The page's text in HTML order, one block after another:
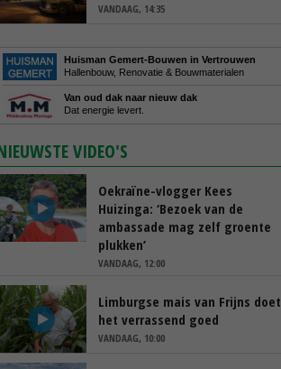
VANDAAG, 14:35
Huisman Gemert-Bouwen in Vertrouwen
Hallenbouw, Renovatie & Bouwmaterialen
Van oud dak naar nieuw dak
Dat energie levert.
VIDEO'S
Oekraïne-vlogger Kees
Huizinga: ‘Bezoek van de
ambassade mag zelf groente
plukken’
VANDAAG, 12:00
Limburgse mais van Frijns doet
het verrassend goed
VANDAAG, 10:00